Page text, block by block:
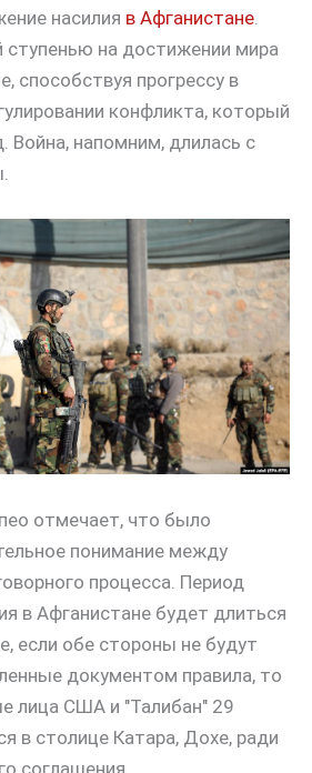
насилия в Афганистане.
ступенью на достижении мира
способствуя прогрессу в
конфликта, который
Война, напомним, длилась с
отмечает, что было
понимание между
процесса. Период
в Афганистане будет длиться
если обе стороны не будут
документом правила, то
лица США и "Талибан" 29
в столице Катара, Дохе, ради
соглашения.